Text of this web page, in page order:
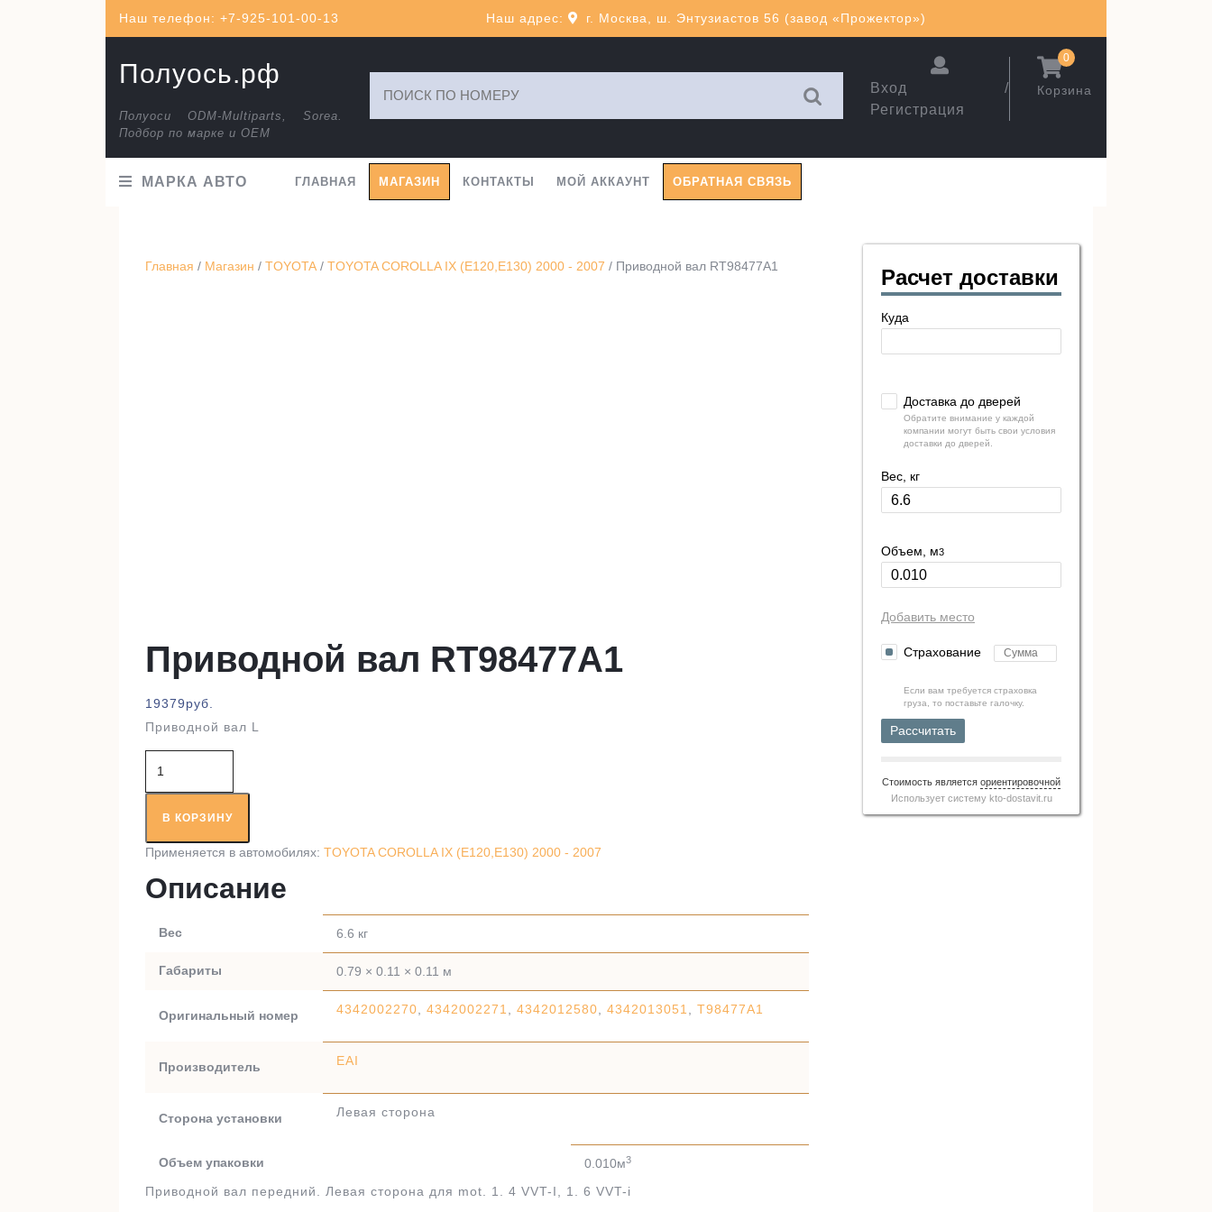
Наш телефон: +7-925-101-00-13 Наш адрес: г. Москва, ш. Энтузиастов 56 (завод «Прожектор»)
Полуось.рф
Полуоси ODM-Multiparts, Sorea.
Подбор по марке и ОЕМ
Вход /
Регистрация
Корзина
0
МАРКА АВТО ГЛАВНАЯ МАГАЗИН КОНТАКТЫ МОЙ АККАУНТ ОБРАТНАЯ СВЯЗЬ
Главная / Магазин / TOYOTA / TOYOTA COROLLA IX (E120,E130) 2000 - 2007 / Приводной вал RT98477A1
Приводной вал RT98477A1
19379руб.
Приводной вал L
товара
Приводной
валВ КОРЗИНУ
Применяется в автомобилях: TOYOTA COROLLA IX (E120,E130) 2000 - 2007
Описание
Вес 6.6 кг
Габариты 0.79 × 0.11 × 0.11 м
Оригинальный номер 4342002270 4342002271 4342012580 4342013051 T98477A1
Производитель EAI
Сторона установки Левая сторона
Объем упаковки 0.010м3
Приводной вал передний. Левая сторона для mot. 1. 4 VVT-I, 1. 6 VVT-i
Расчет доставки
Куда
Доставка до дверей
Обратите внимание у каждой
компании могут быть свои условия
доставки до дверей.
Вес, кг
Объем, м3
Добавить место
Страхование
Если вам требуется страховка
груза, то поставьте галочку.
Рассчитать
Стоимость является ориентировочной
Использует систему kto-dostavit.ru